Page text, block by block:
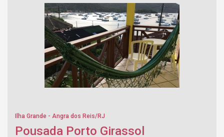
Ilha Grande - Angra dos Reis/RJ
Pousada Porto Girassol